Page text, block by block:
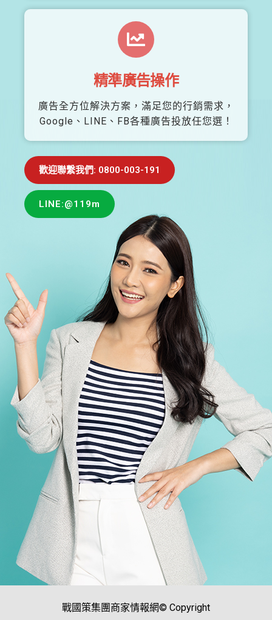
精準廣告操作
廣告全方位解決方案，滿足您的行銷需求，
Google、LINE、FB各種廣告投放任您選！
歡迎聯繫我們: 0800-003-191
LINE:@119m
戰國策集團商家情報網© Copyright